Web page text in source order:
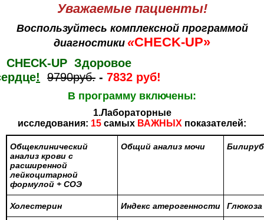
Уважаемые пациенты!
Воспользуйтесь комплекснойпрограммой
диагностики «CHECK-UP»
CHECK-UP Здоровое
! 9790руб. -7832 руб!
В программу включены:
1.Лабораторные
исследования: 15 самых ВАЖНЫХ показателей:
Общеклинический
анализ крови с
расширенной
лейкоцитарной
формулой + СОЭ
Общий анализ мочи
Холестерин Индекс атерогенности Глюкоза